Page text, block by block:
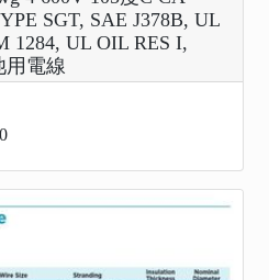
SGT, SAE J378B, UL
1284, UL OIL RES I,
用電線